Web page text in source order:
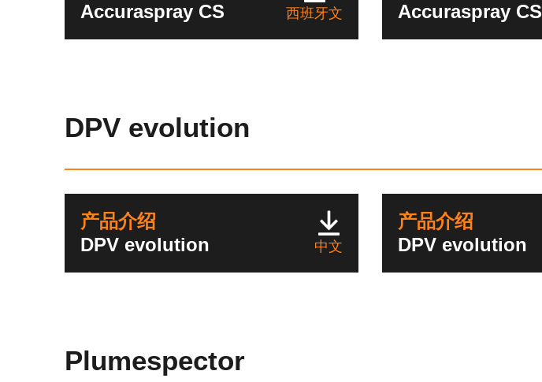
Accuraspray CS
西班牙文
Accuraspray CS
DPV evolution
产品介绍
DPV evolution
中文
产品介绍
DPV evolution
Plumespector